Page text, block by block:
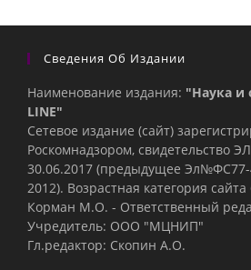
Сведения Об Издании
Наименование издания: "Наука и
LINE"
Сетевое издание (сайт)
Роскомнадзором, свидетельство
30.06.2017 (предыдущее Эл№ФC77-
2012). Возрастная категория сайта
Корман М.О. - Ответственный
Учредитель: ООО "МЦНИП"
Гл.редактор: Скопин А.О.